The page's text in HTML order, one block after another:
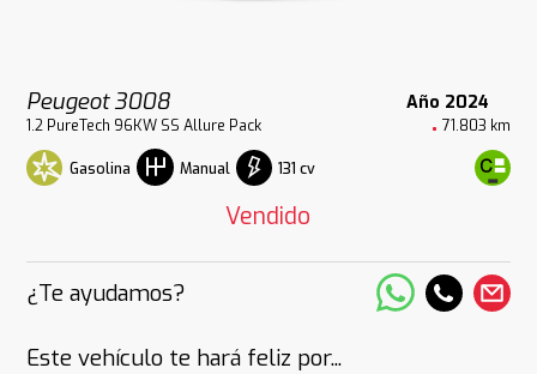
Peugeot 3008 Año 2024
1.2 PureTech 96KW SS Allure Pack 71.803 km
Gasolina Manual 131 cv
Vendido
¿Te ayudamos?
Este vehículo te hará feliz por...